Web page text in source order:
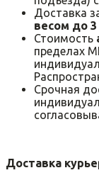
Доставка
весом до 3
Стоимость
пределах
Срочная
Доставка